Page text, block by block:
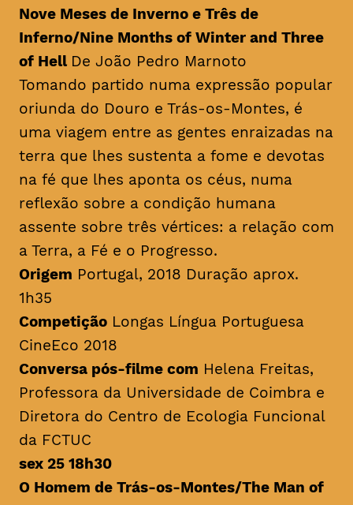
Nove Meses de Inverno e Três de
Inferno/Nine Months of Winter and Three
of Hell De João Pedro Marnoto
Tomando partido numa expressão popular
oriunda do Douro e Trás-os-Montes, é
uma viagem entre as gentes enraizadas na
terra que lhes sustenta a fome e devotas
na fé que lhes aponta os céus, numa
reflexão sobre a condição humana
assente sobre três vértices: a relação com
a Terra, a Fé e o Progresso.
Origem Portugal, 2018 Duração aprox.
1h35
CompetiçãoLongas Língua Portuguesa
CineEco 2018
Conversa pós-filme com Helena Freitas,
Professora da Universidade de Coimbra e
Diretora do Centro de Ecologia Funcional
da FCTUC
sex 25 18h30
O Homem de Trás-os-Montes/The Man of